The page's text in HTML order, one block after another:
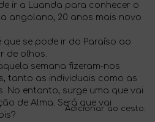
ir a Luanda para conhecer o
angolano, 20 anos mais novo
se pode ir do Paraíso ao
de olhos.
semana fizeram-nos
tanto as individuais como as
No entanto, surge uma que vai
de Alma. Será que vai
Adicionar ao cesto: